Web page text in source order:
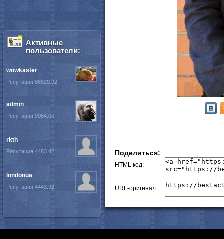
Поделиться:
HTML код:
URL-оригинал:
Активные
пользователи:
wowkaster
Репутация 86529.92
admin
Репутация 9064.00
rkth
Репутация 4483.42
londonua
Репутация 4443.92